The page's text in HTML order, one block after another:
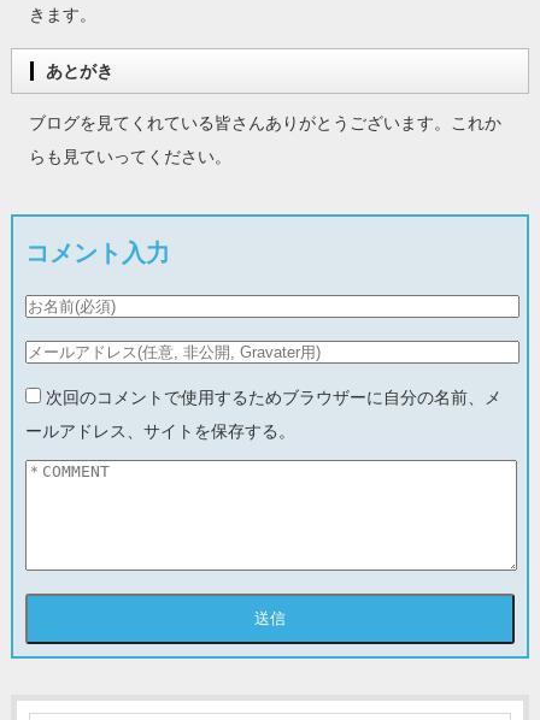
きます。
あとがき
ブログを見てくれている皆さんありがとうございます。これか
らも見ていってください。
コメント入力
次回のコメントで使用するためブラウザーに自分の名前、メ
ールアドレス、サイトを保存する。